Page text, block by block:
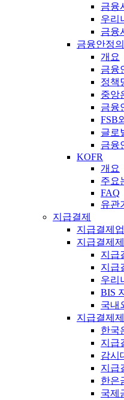
금융
우리
금융
금융안정
개요
금융
정책
중앙
금융
FSB
글로
금융
KOFR
개요
주요
FAQ
유관
지급결제
지급결제
지급결제
지급
지급
우리
BIS
국내
지급결제
한국
지급
감시
지급
한은
국제